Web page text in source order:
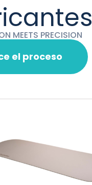
MEETS PRECISION
el proceso